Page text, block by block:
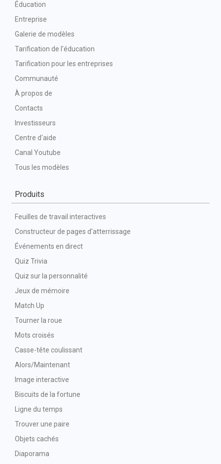
Éducation
Entreprise
Galerie de modèles
Tarification de l'éducation
Tarification pour les entreprises
Communauté
À propos de
Contacts
Investisseurs
Centre d'aide
Canal Youtube
Tous les modèles
Produits
Feuilles de travail interactives
Constructeur de pages d'atterrissage
Événements en direct
Quiz Trivia
Quiz sur la personnalité
Jeux de mémoire
Match Up
Tourner la roue
Mots croisés
Casse-tête coulissant
Alors/Maintenant
Image interactive
Biscuits de la fortune
Ligne du temps
Trouver une paire
Objets cachés
Diaporama